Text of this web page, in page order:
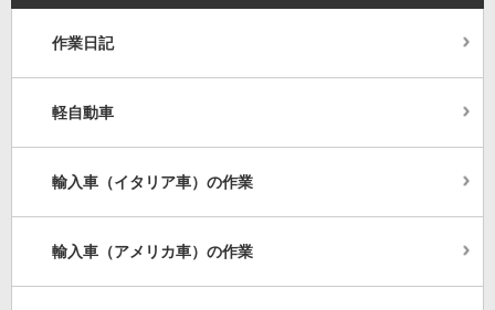
作業日記
軽自動車
輸入車（イタリア車）の作業
輸入車（アメリカ車）の作業